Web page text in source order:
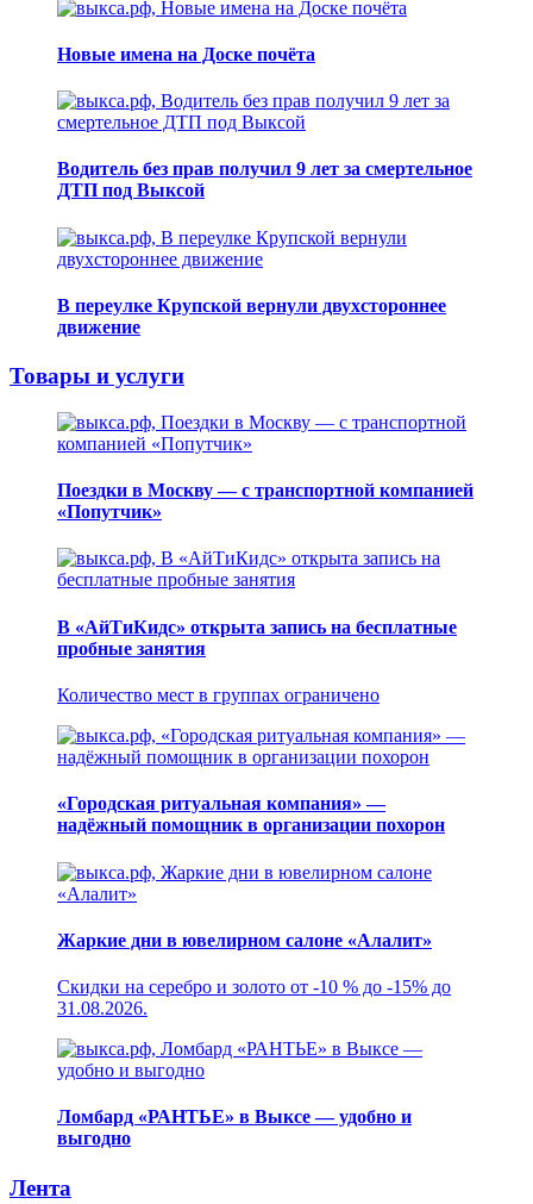
Новые имена на Доске почёта
Водитель без прав получил 9 лет за смертельное
ДТП под Выксой
В переулке Крупской вернули двухстороннее
движение
Товары и услуги
Поездки в Москву — с транспортной компанией
«Попутчик»
В «АйТиКидс» открыта запись на бесплатные
пробные занятия
Количество мест в группах ограничено
«Городская ритуальная компания» —
надёжный помощник в организации похорон
Жаркие дни в ювелирном салоне «Алалит»
Скидки на серебро и золото от -10 % до -15% до
31.08.2026.
Ломбард «РАНТЬЕ» в Выксе — удобно и
выгодно
Лента